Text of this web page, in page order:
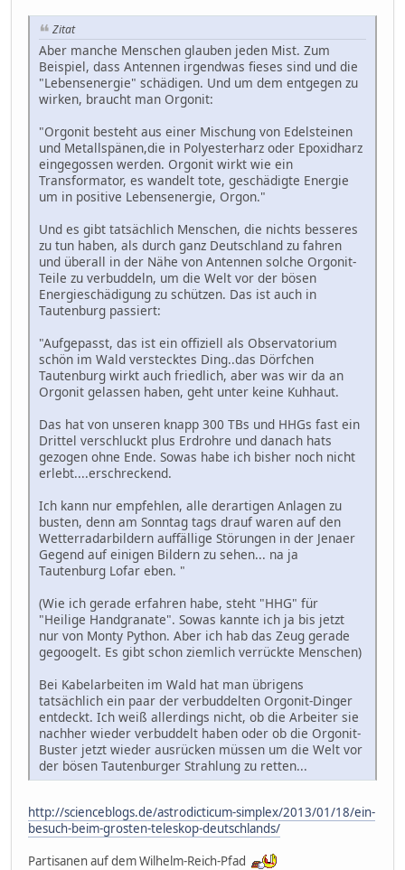
Zitat
Aber manche Menschen glauben jeden Mist. Zum
Beispiel, dass Antennen irgendwas fieses sind und die
"Lebensenergie" schädigen. Und um dem entgegen zu
wirken, braucht man Orgonit:
"Orgonit besteht aus einer Mischung von Edelsteinen
und Metallspänen,die in Polyesterharz oder Epoxidharz
eingegossen werden. Orgonit wirkt wie ein
Transformator, es wandelt tote, geschädigte Energie
um in positive Lebensenergie, Orgon."
Und es gibt tatsächlich Menschen, die nichts besseres
zu tun haben, als durch ganz Deutschland zu fahren
und überall in der Nähe von Antennen solche Orgonit-
Teile zu verbuddeln, um die Welt vor der bösen
Energieschädigung zu schützen. Das ist auch in
Tautenburg passiert:
"Aufgepasst, das ist ein offiziell als Observatorium
schön im Wald verstecktes Ding..das Dörfchen
Tautenburg wirkt auch friedlich, aber was wir da an
Orgonit gelassen haben, geht unter keine Kuhhaut.
Das hat von unseren knapp 300 TBs und HHGs fast ein
Drittel verschluckt plus Erdrohre und danach hats
gezogen ohne Ende. Sowas habe ich bisher noch nicht
erlebt....erschreckend.
Ich kann nur empfehlen, alle derartigen Anlagen zu
busten, denn am Sonntag tags drauf waren auf den
Wetterradarbildern auffällige Störungen in der Jenaer
Gegend auf einigen Bildern zu sehen... na ja
Tautenburg Lofar eben. "
(Wie ich gerade erfahren habe, steht "HHG" für
"Heilige Handgranate". Sowas kannte ich ja bis jetzt
nur von Monty Python. Aber ich hab das Zeug gerade
gegoogelt. Es gibt schon ziemlich verrückte Menschen)
Bei Kabelarbeiten im Wald hat man übrigens
tatsächlich ein paar der verbuddelten Orgonit-Dinger
entdeckt. Ich weiß allerdings nicht, ob die Arbeiter sie
nachher wieder verbuddelt haben oder ob die Orgonit-
Buster jetzt wieder ausrücken müssen um die Welt vor
der bösen Tautenburger Strahlung zu retten...
http://scienceblogs.de/astrodicticum-simplex/2013/01/18/ein-
besuch-beim-grosten-teleskop-deutschlands/
Partisanen auf dem Wilhelm-Reich-Pfad